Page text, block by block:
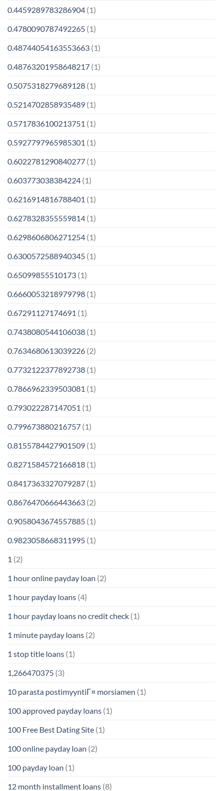
0.4459289783286904 (1)
0.4780090787492265 (1)
0.48744054163553663 (1)
0.48763201958648217 (1)
0.5075318279689128 (1)
0.5214702858935489 (1)
0.5717836100213751 (1)
0.5927797965985301 (1)
0.6022781290840277 (1)
0.603773038384224 (1)
0.6216914816788401 (1)
0.6278328355559814 (1)
0.6298606806271254 (1)
0.6300572588940345 (1)
0.65099855510173 (1)
0.6660053218979798 (1)
0.67291127174691 (1)
0.7438080544106038 (1)
0.7634680613039226 (2)
0.7732122377892738 (1)
0.7866962339503081 (1)
0.793022287147051 (1)
0.799673880216757 (1)
0.8155784427901509 (1)
0.8271584572166818 (1)
0.8417363327079287 (1)
0.8676470666443663 (2)
0.9058043674557885 (1)
0.9823058668311995 (1)
1 (2)
1 hour online payday loan (2)
1 hour payday loans (4)
1 hour payday loans no credit check (1)
1 minute payday loans (2)
1 stop title loans (1)
1,266470375 (3)
10 parasta postimyyntiГ¤ morsiamen (1)
100 approved payday loans (1)
100 Free Best Dating Site (1)
100 online payday loan (2)
100 payday loan (1)
12 month installment loans (8)